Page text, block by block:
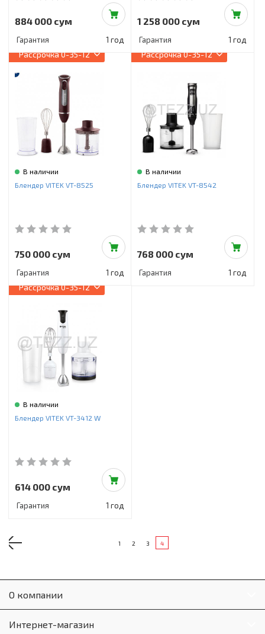
884 000 сум
Гарантия 1 год
1 258 000 сум
Гарантия 1 год
Рассрочка0-35-12
В наличии
Блендер VITEK VT-8525
750 000 сум
Гарантия 1 год
Рассрочка0-35-12
В наличии
Блендер VITEK VT-8542
768 000 сум
Гарантия 1 год
Рассрочка0-35-12
В наличии
Блендер VITEK VT-3412 W
614 000 сум
Гарантия 1 год
1 2 3 4
О компании
Интернет-магазин